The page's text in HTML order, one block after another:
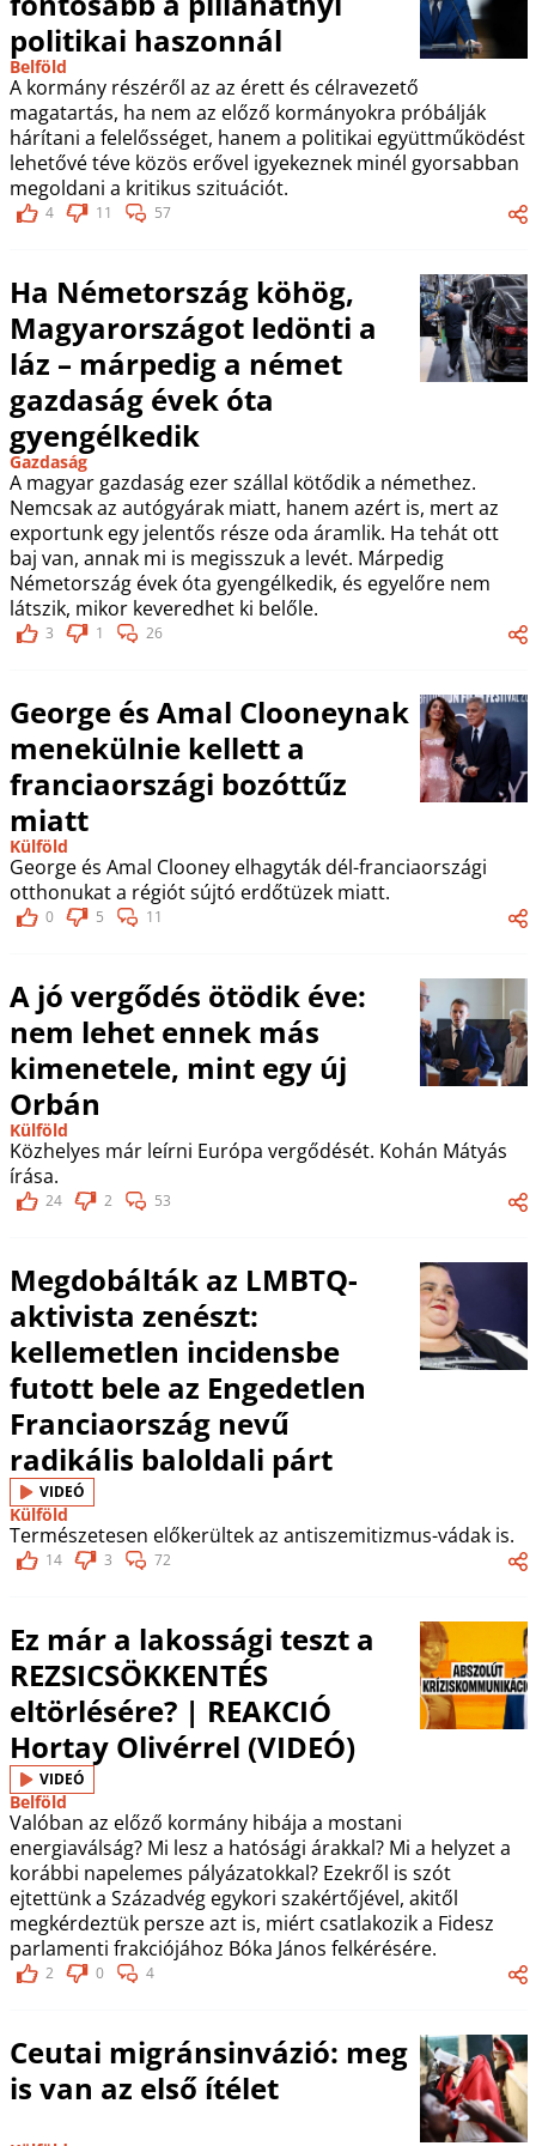
politikai haszonnál
Belföld
A kormány részéről az az érett és célravezető
magatartás, ha nem az előző kormányokra próbálják
hárítani a felelősséget, hanem a politikai együttműködést
lehetővé téve közös erővel igyekeznek minél gyorsabban
megoldani a kritikus szituációt.
4 11 57
Ha Németország köhög,
Magyarországot ledönti a
láz – márpedig a német
gazdaság évek óta
gyengélkedik
Gazdaság
A magyar gazdaság ezer szállal kötődik a némethez.
Nemcsak az autógyárak miatt, hanem azért is, mert az
exportunk egy jelentős része oda áramlik. Ha tehát ott
baj van, annak mi is megisszuk a levét. Márpedig
Németország évek óta gyengélkedik, és egyelőre nem
látszik, mikor keveredhet ki belőle.
3 1 26
George és Amal Clooneynak
menekülnie kellett a
franciaországi bozóttűz
miatt
Külföld
George és Amal Clooney elhagyták dél-franciaországi
otthonukat a régiót sújtó erdőtüzek miatt.
0 5 11
A jó vergődés ötödik éve:
nem lehet ennek más
kimenetele, mint egy új
Orbán
Külföld
Közhelyes már leírni Európa vergődését. Kohán Mátyás
írása.
24 2 53
Megdobálták az LMBTQ-
aktivista zenészt:
kellemetlen incidensbe
futott bele az Engedetlen
Franciaország nevű
radikális baloldali párt
VIDEÓ
Külföld
Természetesen előkerültek az antiszemitizmus-vádak is.
14 3 72
Ez már a lakossági teszt a
REZSICSÖKKENTÉS
eltörlésére? | REAKCIÓ
Hortay Olivérrel (VIDEÓ)
VIDEÓ
Belföld
Valóban az előző kormány hibája a mostani
energiaválság? Mi lesz a hatósági árakkal? Mi a helyzet a
korábbi napelemes pályázatokkal? Ezekről is szót
ejtettünk a Századvég egykori szakértőjével, akitől
megkérdeztük persze azt is, miért csatlakozik a Fidesz
parlamenti frakciójához Bóka János felkérésére.
2 0 4
Ceutai migránsinvázió: meg
is van az első ítélet